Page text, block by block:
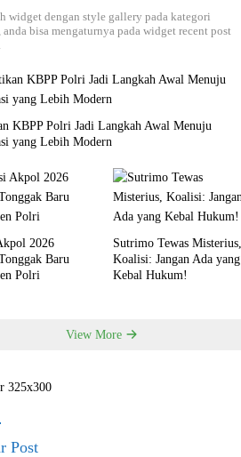
widget dengan style gallery pada kategori
anda bisa mengaturnya pada widget recent post
KBPP Polri Jadi Langkah Awal Menuju
yang Lebih Modern
2026
Baru
Polri
Sutrimo Tewas Misterius,
Koalisi: Jangan Ada yang
Kebal Hukum!
View More
Post